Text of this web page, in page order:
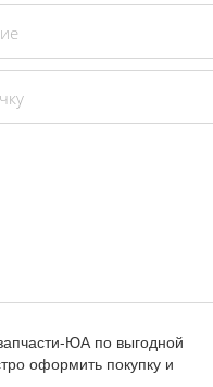
ЮА по выгодной
оформить покупку и